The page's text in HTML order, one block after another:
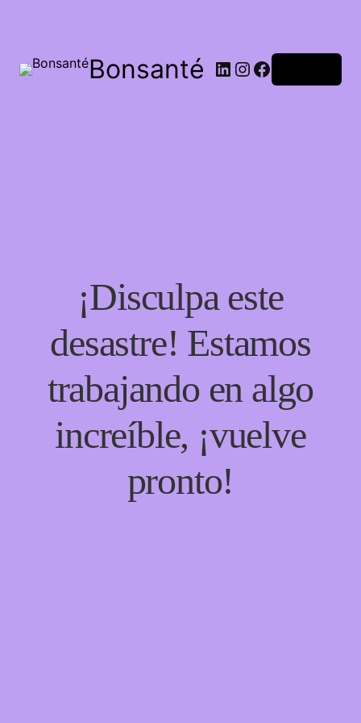
Bonsanté
¡Disculpa este
desastre! Estamos
trabajando en algo
increíble, ¡vuelve
pronto!